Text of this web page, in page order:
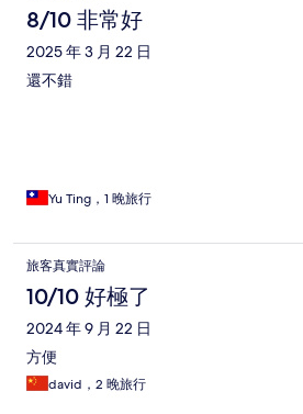
8/10 非常好
2025 年 3 月 22 日
還不錯
Yu Ting，1 晚旅行
旅客真實評論
10/10 好極了
2024 年 9 月 22 日
方便
david，2 晚旅行